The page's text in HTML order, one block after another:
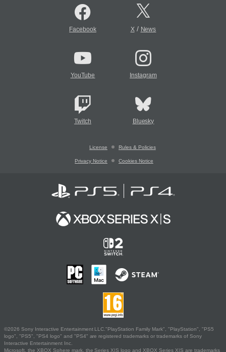
Facebook X/ News
YouTube Instagram
Twitch Bluesky
License Rules & Policies
Privacy Notice Cookies Notice
©2026 Sony Interactive Entertainment LLC."PlayStation Family Mark", "PlayStation", "PS5
logo", "PS5", "PS4 logo" and "PS4" are registered trademarks or trademarks of Sony
Interactive Entertainment Inc.
Microsoft, the XBOX Sphere mark, the Series X|S logo and XBOX Series X|S are trademarks